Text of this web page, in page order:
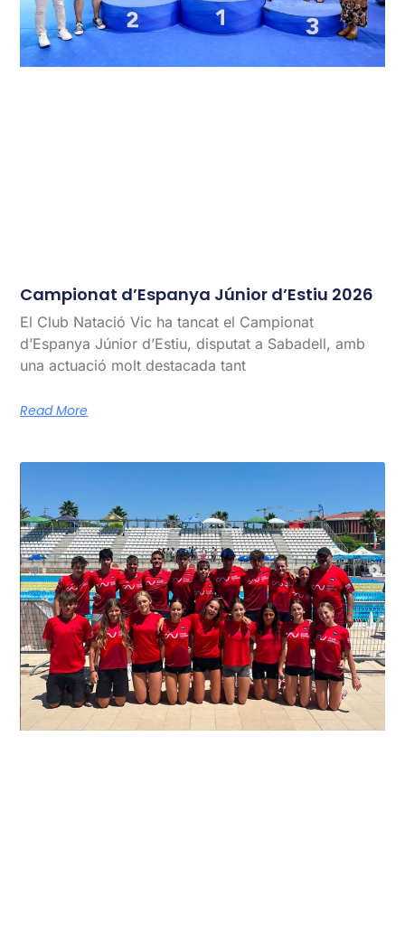
Campionat d’Espanya Júnior d’Estiu 2026
El Club Natació Vic ha tancat el Campionat
d’Espanya Júnior d’Estiu, disputat a Sabadell, amb
una actuació molt destacada tant
Read More